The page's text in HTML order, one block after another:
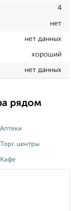
4
нет
нет данных
хороший
нет данных
рядом
Аптеки
Торг. центры
Кафе